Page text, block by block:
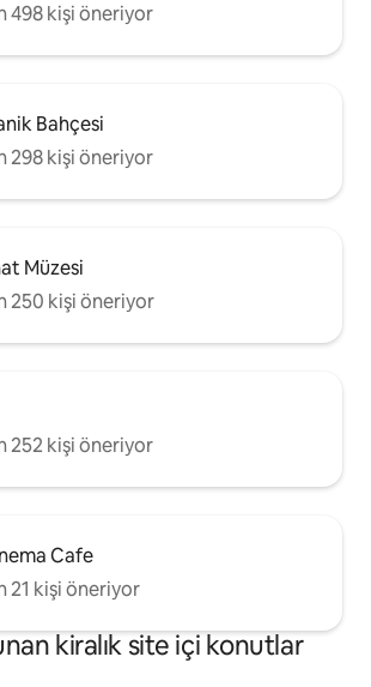
498 kişi öneriyor
Bahçesi
298 kişi öneriyor
Müzesi
250 kişi öneriyor
252 kişi öneriyor
Cafe
21 kişi öneriyor
kiralık site içi konutlar